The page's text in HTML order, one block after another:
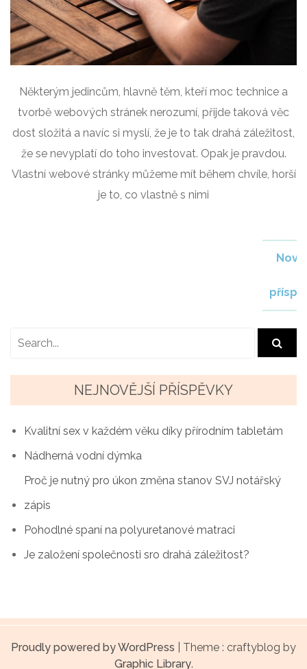
Některým jedincům, hlavně těm, kteří moc technice a
tvorbě webových stránek nerozumí, přijde taková věc
dost složitá a navíc si myslí, že je to tak drahá záležitost,
že se nevyplatí do toho investovat. Opak je pravdou.
Vlastní webové stránky můžeme mít během chvíle, horší
je to, co vlastně s nimi
a
c
e
p
o
p
ř
s
p
NEJNOVĚJŠÍ PŘÍSPĚVKY
Kvalitní sex v každém věku díky přírodním tabletám
Nádherná vodní dýmka
Proč je nutný pro úkon změna stanov SVJ notářský
zápis
Pohodlné spaní na polyuretanové matraci
Je založení společnosti sro drahá záležitost?
Proudly powered by WordPress
Theme : craftyblog by
Graphic Library.